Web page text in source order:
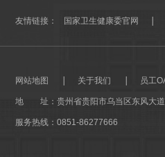
友情链接： 国家卫生健康委官网
网站地图 关于我们 员工
地 址： 贵州省贵阳市乌当区东风大
服务热线：0851-86277666